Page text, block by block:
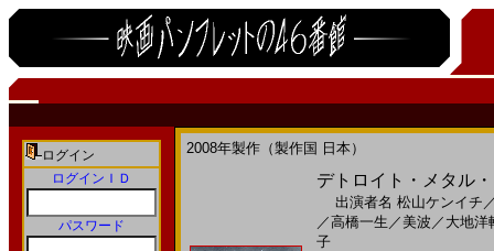
ログイン
ログインＩＤ
パスワード
2008年製作（製作国 日本）
デトロイト・メタル
出演者名 松山ケンイチ
／高橋一生 ／ 美波 ／ 大地洋
子